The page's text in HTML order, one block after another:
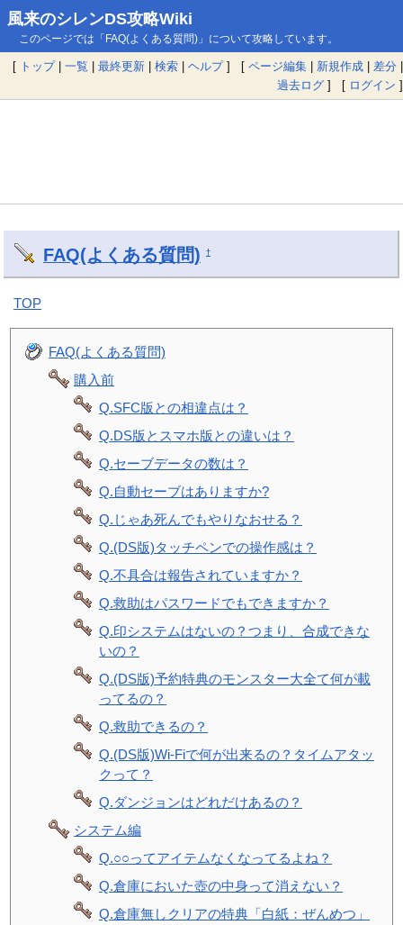
風来のシレンDS攻略Wiki
このページでは「FAQ(よくある質問)」について攻略しています。
[ トップ| 一覧 | 最終更新 | 検索 | ヘルプ] [ ページ編集 | 新規作成 | 差分 |
過去ログ ] [ ログイン ]
FAQ(よくある質問) †
TOP
FAQ(よくある質問)
購入前
Q.SFC版との相違点は？
Q.DS版とスマホ版との違いは？
Q.セーブデータの数は？
Q.自動セーブはありますか?
Q.じゃあ死んでもやりなおせる？
Q.(DS版)タッチペンでの操作感は？
Q.不具合は報告されていますか？
Q.救助はパスワードでもできますか？
Q.印システムはないの？つまり、合成できな
いの？
Q.(DS版)予約特典のモンスター大全て何が載
ってるの？
Q.救助できるの？
Q.(DS版)Wi-Fiで何が出来るの？タイムアタッ
クって？
Q.ダンジョンはどれだけあるの？
システム編
Q.○○ってアイテムなくなってるよね？
Q.倉庫においた壺の中身って消えない？
Q.倉庫無しクリアの特典「白紙：ぜんめつ」